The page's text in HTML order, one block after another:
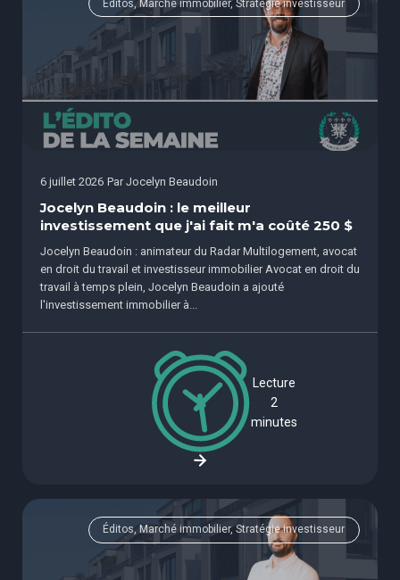
Éditos, Marché immobilier, Stratégie investisseur
6 juillet 2026 Par Jocelyn Beaudoin
Jocelyn Beaudoin : le meilleur
investissement que j'ai fait m'a coûté 250 $
Jocelyn Beaudoin : animateur du Radar Multilogement, avocat
en droit du travail et investisseur immobilier Avocat en droit du
travail à temps plein, Jocelyn Beaudoin a ajouté
l'investissement immobilier à...
Lecture
2
minutes
Éditos, Marché immobilier, Stratégie investisseur